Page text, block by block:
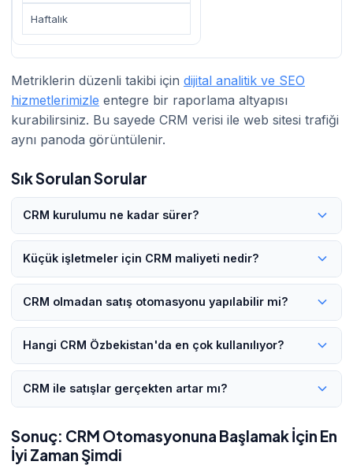
Haftalık
Metriklerin düzenli takibi için dijital analitik ve SEO
hizmetlerimizle entegre bir raporlama altyapısı
kurabilirsiniz. Bu sayede CRM verisi ile web sitesi trafiği
aynı panoda görüntülenir.
Sık Sorulan Sorular
CRM kurulumu ne kadar sürer?
Küçük bir Taşkent işletmesi için temel CRM kurulumu 3-7 iş
günü sürer. Telegram ve web formu entegrasyonları dahil tam
otomasyon kurulumu ise 2-3 haftada tamamlanır. 101 Digital
ekibi bu süreci uçtan uca yönetir.
Küçük işletmeler için CRM maliyeti nedir?
Taşkent'teki küçük işletmeler için Bitrix24 ücretsiz planıyla
başlanabilir. Ücretli planlar aylık 15-99 USD arasındadır.
Kurulum ve özelleştirme maliyeti ise işletme büyüklüğüne ve
entegrasyon sayısına göre değişir.
CRM olmadan satış otomasyonu yapılabilir mi?
Kısmen evet; ancak CRM olmadan otomasyon verimli değildir.
Telegram bot veya e-posta otomasyon araçları tek başlarına
müşteri geçmişini takip edemez. Gerçek otomasyon için tüm
kanalların bir CRM üzerinde birleşmesi gerekir.
Hangi CRM Özbekistan'da en çok kullanılıyor?
2026 itibarıyla Taşkent'te Bitrix24 ve AmoCRM/Kommo en
yaygın kullanılan CRM'lerdir. Bitrix24 ücretsiz planı ve Rusça
işletmeleri ise HubSpot'u tercih etmektedir.
CRM ile satışlar gerçekten artar mı?
kurulumundan 3 ay sonra ortalama satış kapanma oranı %67
artmıştır. Müşteri kaybı ise ortalama %40 azalmıştır. Sonuçlar
Sonuç: CRM Otomasyonuna Başlamak İçin En
İyi Zaman Şimdi